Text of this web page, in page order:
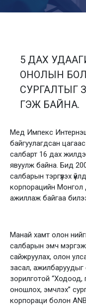
5 ДАХ
ОНОЛЫН
СУРГАЛТЫГ
ГЭЖ БАЙНА.
Мед Импекс
байгуулагдсан
салбарт 16 дах
явуулж байна. Бид
салбарын тэргүүлэх
корпорацийн Монгол
ажиллаж байгаа
Манай хамт олон
салбарын эмч
сайжруулах, олон
засал,
зорилготой “Ходоод,
оношлох, эмчлэх”
корпораци болон